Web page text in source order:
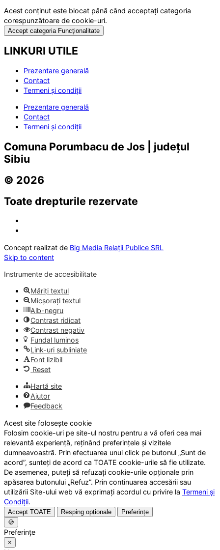
Acest conținut este blocat până când acceptați categoria
corespunzătoare de cookie-uri.
Accept categoria Funcționalitate
LINKURI UTILE
Prezentare generală
Contact
Termeni și condiții
Prezentare generală
Contact
Termeni și condiții
Comuna Porumbacu de Jos | județul
Sibiu
© 2026
Toate drepturile rezervate
Concept realizat de Big Media Relații Publice SRL
Skip to content
Instrumente de accesibilitate
Măriți textul
Micșorați textul
Alb-negru
Contrast ridicat
Contrast negativ
Fundal luminos
Link-uri subliniate
Font lizibil
Reset
Hartă site
Ajutor
Feedback
Acest site folosește cookie
Folosim cookie-uri pe site-ul nostru pentru a vă oferi cea mai
relevantă experiență, reținând preferințele și vizitele
dumneavoastră. Prin efectuarea unui click pe butonul „Sunt de
acord”, sunteți de acord ca TOATE cookie-urile să fie utilizate.
De asemenea, puteți să refuzați cookie-urile opționale prin
apăsarea butonului „Refuz”. Prin continuarea accesării sau
utilizării Site-ului web vă exprimați acordul cu privire la Termeni și
Condiții.
Accept TOATE Resping opționale
Preferințe
🍪
Preferințe
×